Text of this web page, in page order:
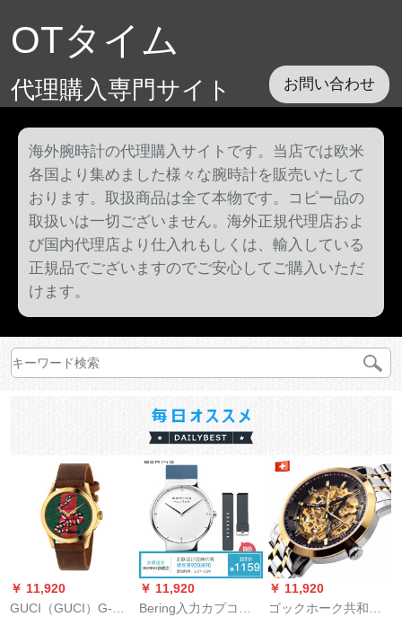
OTタイム
代理購入専門サイト お問い合わせ
海外腕時計の代理購入サイトです。当店では欧米
各国より集めました様々な腕時計を販売いたして
おります。取扱商品は全て本物です。コピー品の
取扱いは一切ございません。海外正規代理店およ
び国内代理店より仕入れもしくは、輸入している
正規品でございますのでご安心してご購入いただ
けます。
￥ 11,920
GUCI（GUCI）G-
￥ 11,920
Bering入力カプコン
￥ 11,920
ゴックホーク共和国